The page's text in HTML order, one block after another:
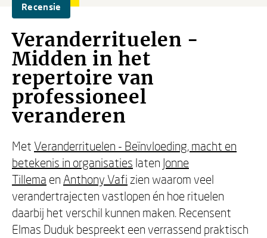
Recensie
Veranderrituelen -
Midden in het
repertoire van
professioneel
veranderen
Met Veranderrituelen - Beïnvloeding, macht en
betekenis in organisaties laten Jonne
Tillema en Anthony Vafi zien waarom veel
verandertrajecten vastlopen én hoe rituelen
daarbij het verschil kunnen maken. Recensent
Elmas Duduk bespreekt een verrassend praktisch